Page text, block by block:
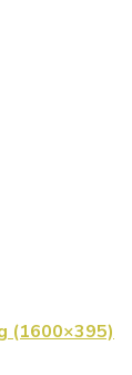
(1600×395)